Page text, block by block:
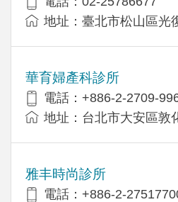
地址：臺北市松山區光
華育婦產科診所
電話：+886-2-2709-
地址：台北市大安區敦
雅丰時尚診所
電話：+886-2-